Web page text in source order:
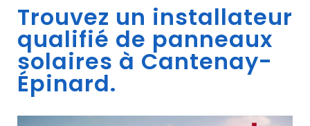
Trouvez un installateur
qualifié de panneaux
solaires à Cantenay-
Épinard.